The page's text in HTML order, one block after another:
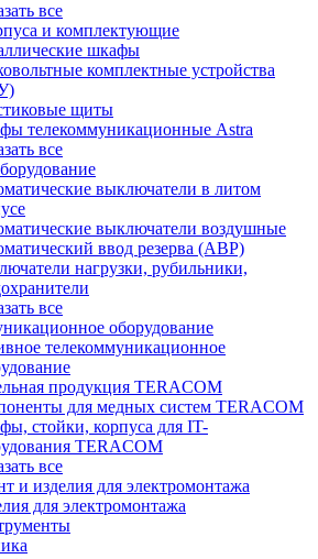
все
и комплектующие
шкафы
комплектные устройства
щиты
телекоммуникационные Astra
все
выключатели в литом
выключатели воздушные
ввод резерва (АВР)
нагрузки, рубильники,
все
оборудование
телекоммуникационное
продукция TERACOM
для медных систем TERACOM
стойки, корпуса для IT-
TERACOM
все
и изделия для электромонтажа
для электромонтажа